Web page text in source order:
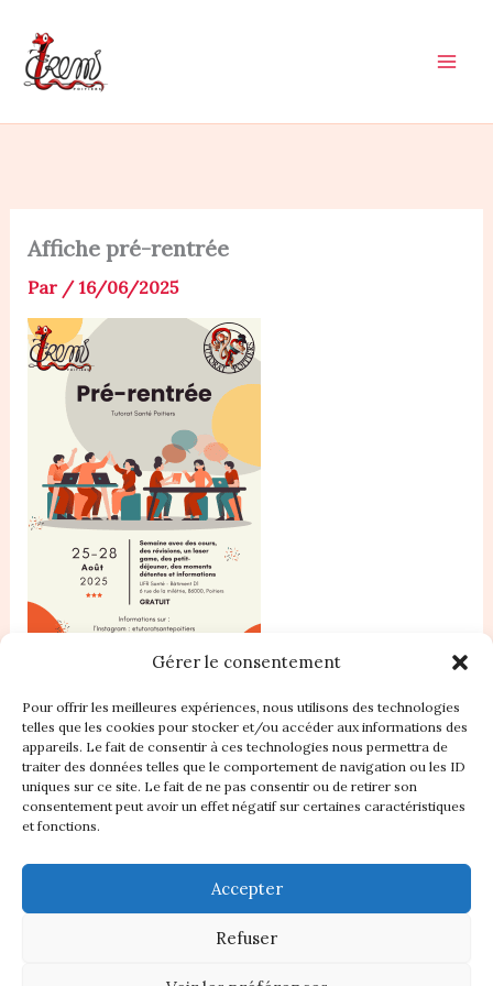
Gérer le consentement
Pour offrir les meilleures expériences, nous utilisons des technologies
telles que les cookies pour stocker et/ou accéder aux informations des
appareils. Le fait de consentir à ces technologies nous permettra de
traiter des données telles que le comportement de navigation ou les ID
uniques sur ce site. Le fait de ne pas consentir ou de retirer son
consentement peut avoir un effet négatif sur certaines caractéristiques
et fonctions.
Accepter
Refuser
contenu
Affiche pré-rentrée
Par /16/06/2025
Accueil
Nos Statuts
Plan du site
Contact